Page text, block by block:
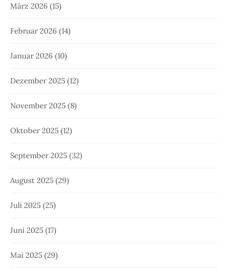
März 2026 (15)
Februar 2026 (14)
Januar 2026 (10)
Dezember 2025 (12)
November 2025 (8)
Oktober 2025 (12)
September 2025 (32)
August 2025 (29)
Juli 2025 (25)
Juni 2025 (17)
Mai 2025 (29)